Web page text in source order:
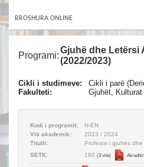
BROSHURA ONLINE
Programi:
Gjuhë dhe Letërsi
(2022/2023)
Cikli i studimeve:
Cikli i parë
Fakulteti:
Gjuhët,
Kodi i programit:
N-EN
Viti akademik:
2023 / 2024
Titulli:
Profesor i gjuhës
SETK:
180 (3 vite)